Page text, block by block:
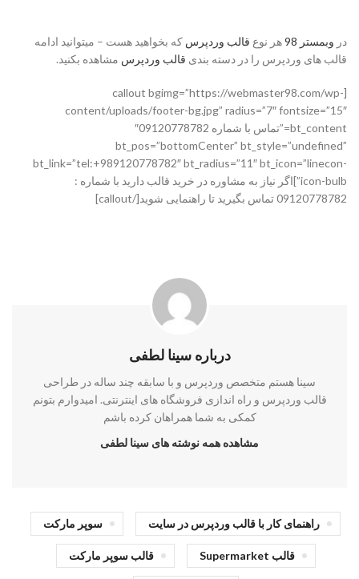
در وبمستر 98 هر نوع قالب وردپرس که بخواهید هست – میتوانید ادامه
قالب های وردپرس را در دسته بندی قالب وردپرس مشاهده بکنید.
[callout bgimg=”https://webmaster98.com/wp-
content/uploads/footer-bg.jpg” radius=”7″ fontsize=”15″
bt_content=”تماس با شماره 09120778782″
bt_pos=”bottomCenter” bt_style=”undefined”
bt_link=”tel:+989120778782″ bt_radius=”11″ bt_icon=”linecon-
icon-bulb”]اگر نیاز به مشاوره در خرید قالب دارید با شماره :
09120778782 تماس بگیرید تا راهنمایی شوید[/callout]
درباره سینا لطفی
سینا هستم متخصص وردپرس و با سابقه چند ساله در طراحی
قالب وردپرس و راه اندازی فروشگاه های اینترنتی. امیدوارم بتونم
کمکی به شما همراهان کرده باشم
مشاهده همه نوشته های سینا لطفی
راهنمای کار با قالب وردپرس در سایت سوپر مارکت
قالب Supermarket قالب سوپر مارکت